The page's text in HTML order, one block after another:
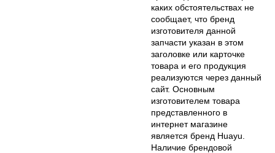
каких обстоятельствах не
сообщает, что бренд
изготовителя данной
запчасти указан в этом
заголовке или карточке
товара и его продукция
реализуются через данный
сайт. Основным
изготовителем товара
представленного в
интернет магазине
является бренд Huayu.
Наличие брендовой